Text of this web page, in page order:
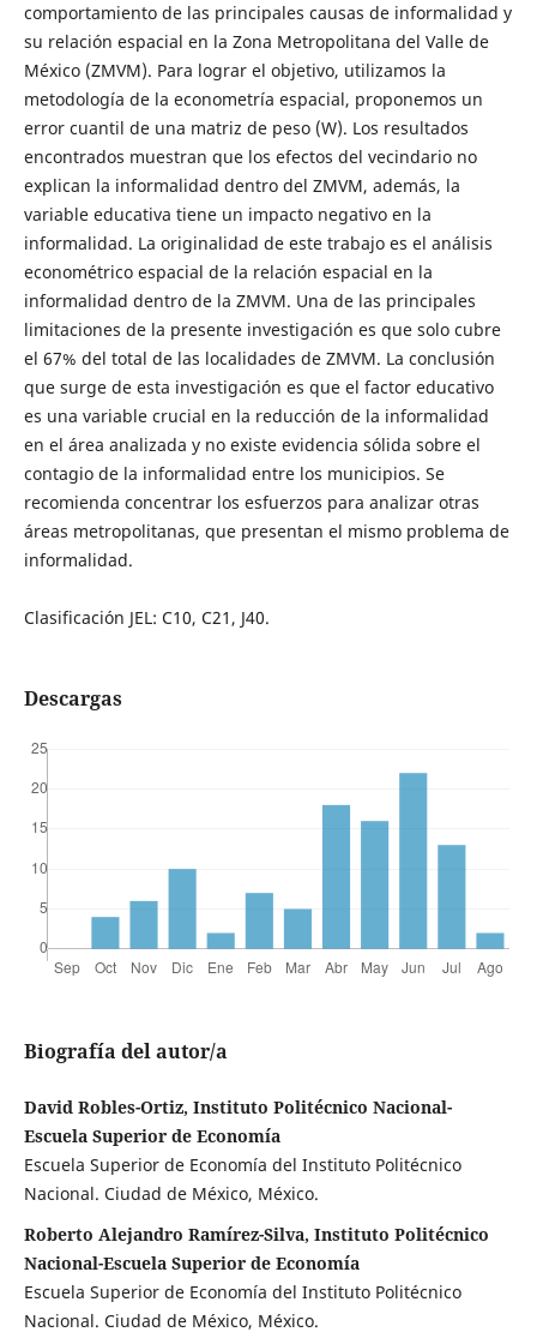
comportamiento de las principales causas de informalidad y
su relación espacial en la Zona Metropolitana del Valle de
México (ZMVM). Para lograr el objetivo, utilizamos la
metodología de la econometría espacial, proponemos un
error cuantil de una matriz de peso (W). Los resultados
encontrados muestran que los efectos del vecindario no
explican la informalidad dentro del ZMVM, además, la
variable educativa tiene un impacto negativo en la
informalidad. La originalidad de este trabajo es el análisis
econométrico espacial de la relación espacial en la
informalidad dentro de la ZMVM. Una de las principales
limitaciones de la presente investigación es que solo cubre
el 67% del total de las localidades de ZMVM. La conclusión
que surge de esta investigación es que el factor educativo
es una variable crucial en la reducción de la informalidad
en el área analizada y no existe evidencia sólida sobre el
contagio de la informalidad entre los municipios. Se
recomienda concentrar los esfuerzos para analizar otras
áreas metropolitanas, que presentan el mismo problema de
informalidad.
Clasificación JEL: C10, C21, J40.
Descargas
Biografía del autor/a
David Robles-Ortiz, Instituto Politécnico Nacional-
Escuela Superior de Economía
Escuela Superior de Economía del Instituto Politécnico
Nacional. Ciudad de México, México.
Roberto Alejandro Ramírez-Silva, Instituto Politécnico
Nacional-Escuela Superior de Economía
Escuela Superior de Economía del Instituto Politécnico
Nacional. Ciudad de México, México.